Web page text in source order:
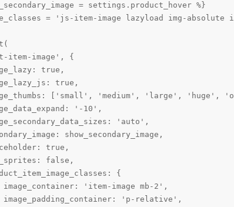
= settings.product_hover %}
= 'js-item-image lazyload img-absolute
item-image', {
true,
true,
['small', 'medium', 'large', 'huge',
'-10',
'auto',
show_secondary_image,
true,
false,
{
image_container: 'item-image mb-2',
image_padding_container: 'p-relative',